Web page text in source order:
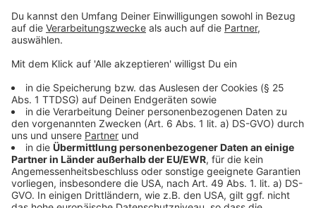
Ein besonderes Element ist das Schulungsprogramm
„KI-Schwimmabzeichen“. In mehreren Stufen lernen
praxisnah und verständlich. Verliehen wurde der
Digital-Award auf der Messe KOMMUNALE in
Nürnberg mit 6.000 Fachbesuchenden.
Auch der Städtetag NRW lobte Nettetal: „Das KI-
Portal zeigt, wie KI im öffentlichen Bereich
verantwortungsvoll und datenschutzkonform
eingesetzt werden kann.“ Die Stadt gratuliert allen
Preisträgern und freut sich über die Anerkennung ihrer